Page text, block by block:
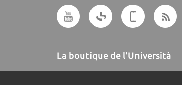
La boutique de l'Università